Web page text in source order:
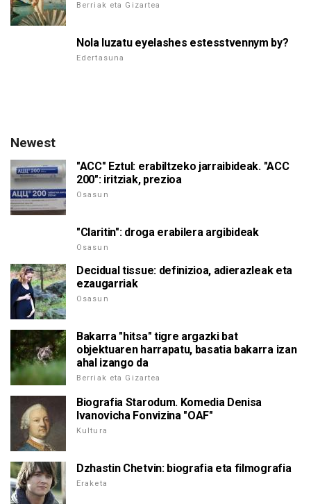
Berriak eta Gizartea
Nola luzatu eyelashes estesstvennym by?
Edertasuna
Newest
"ACC" Eztul: erabiltzeko jarraibideak. "ACC
200": iritziak, prezioa
Osasun
"Claritin": droga erabilera argibideak
Osasun
Decidual tissue: definizioa, adierazleak eta
ezaugarriak
Osasun
Bakarra "hitsa" tigre argazki bat
objektuaren harrapatu, basatia bakarra izan
ahal izango da
Berriak eta Gizartea
Biografia Starodum. Komedia Denisa
Ivanovicha Fonvizina "OAF"
Kultura
Dzhastin Chetvin: biografia eta filmografia
Eraketa